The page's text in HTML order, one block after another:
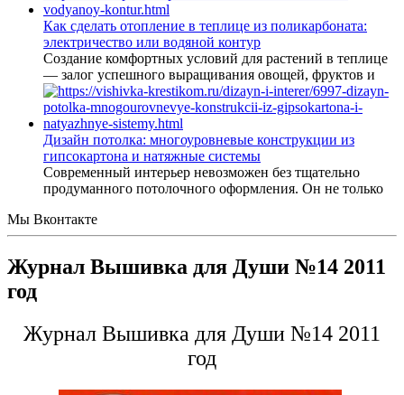
Как сделать отопление в теплице из поликарбоната:
электричество или водяной контур
Создание комфортных условий для растений в теплице
— залог успешного выращивания овощей, фруктов и
Дизайн потолка: многоуровневые конструкции из
гипсокартона и натяжные системы
Современный интерьер невозможен без тщательно
продуманного потолочного оформления. Он не только
Мы Вконтакте
Журнал Вышивка для Души №14 2011
год
Журнал Вышивка для Души №14 2011
год